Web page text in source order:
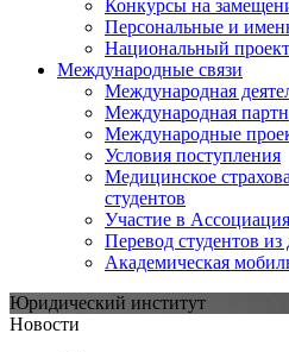
Конкурсы на
Персональные и
Национальный
Международные связи
Международная
Международная
Международные
Условия поступления
Медицинское
студентов
Участие в
Перевод студентов из
Академическая
Юридический институт
Новости